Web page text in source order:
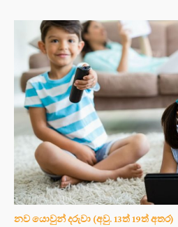
නව යොවුන් දරුවා (අවු. 13ත් 19ත් අතර)